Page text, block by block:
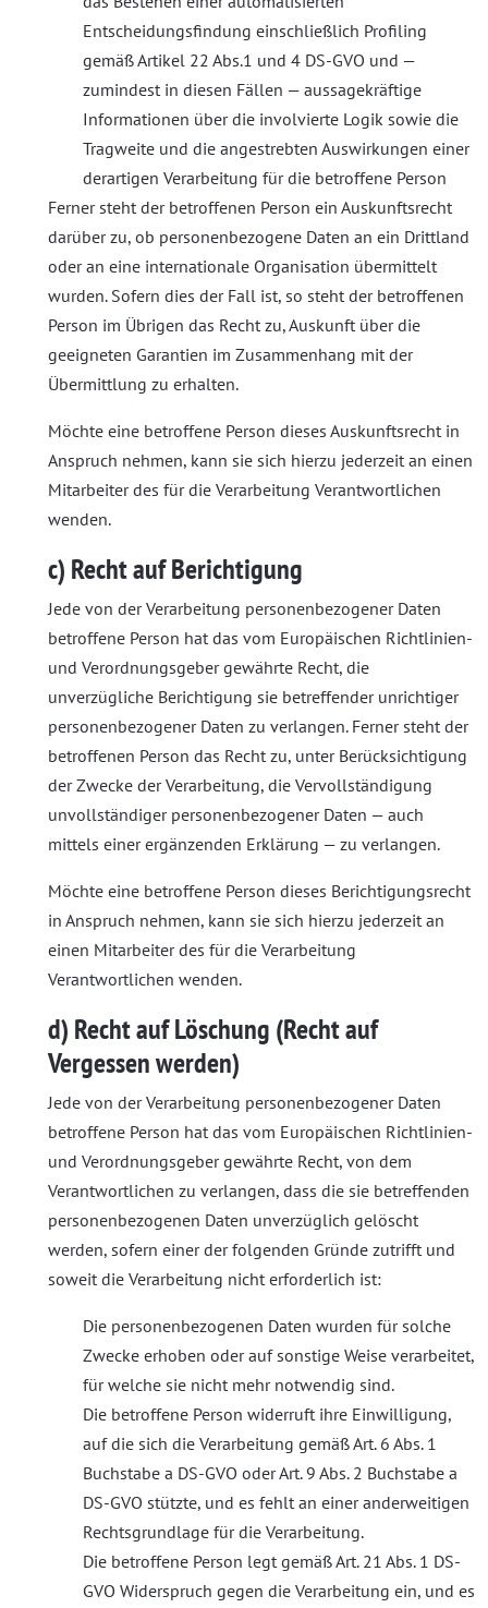
Entscheidungsfindung einschließlich Profiling
gemäß Artikel 22 Abs.1 und 4 DS-GVO und —
zumindest in diesen Fällen — aussagekräftige
Informationen über die involvierte Logik sowie die
Tragweite und die angestrebten Auswirkungen einer
derartigen Verarbeitung für die betroffene Person
Ferner steht der betroffenen Person ein Auskunftsrecht
darüber zu, ob personenbezogene Daten an ein Drittland
oder an eine internationale Organisation übermittelt
wurden. Sofern dies der Fall ist, so steht der betroffenen
Person im Übrigen das Recht zu, Auskunft über die
geeigneten Garantien im Zusammenhang mit der
Übermittlung zu erhalten.
Möchte eine betroffene Person dieses Auskunftsrecht in
Anspruch nehmen, kann sie sich hierzu jederzeit an einen
Mitarbeiter des für die Verarbeitung Verantwortlichen
wenden.
c) Recht auf Berichtigung
Jede von der Verarbeitung personenbezogener Daten
betroffene Person hat das vom Europäischen Richtlinien-
und Verordnungsgeber gewährte Recht, die
unverzügliche Berichtigung sie betreffender unrichtiger
personenbezogener Daten zu verlangen. Ferner steht der
betroffenen Person das Recht zu, unter Berücksichtigung
der Zwecke der Verarbeitung, die Vervollständigung
unvollständiger personenbezogener Daten — auch
mittels einer ergänzenden Erklärung — zu verlangen.
Möchte eine betroffene Person dieses Berichtigungsrecht
in Anspruch nehmen, kann sie sich hierzu jederzeit an
einen Mitarbeiter des für die Verarbeitung
Verantwortlichen wenden.
d) Recht auf Löschung (Recht auf
Vergessen werden)
Jede von der Verarbeitung personenbezogener Daten
betroffene Person hat das vom Europäischen Richtlinien-
und Verordnungsgeber gewährte Recht, von dem
Verantwortlichen zu verlangen, dass die sie betreffenden
personenbezogenen Daten unverzüglich gelöscht
werden, sofern einer der folgenden Gründe zutrifft und
soweit die Verarbeitung nicht erforderlich ist:
Die personenbezogenen Daten wurden für solche
Zwecke erhoben oder auf sonstige Weise verarbeitet,
für welche sie nicht mehr notwendig sind.
Die betroffene Person widerruft ihre Einwilligung,
auf die sich die Verarbeitung gemäß Art. 6 Abs. 1
Buchstabe a DS-GVO oder Art. 9 Abs. 2 Buchstabe a
DS-GVO stützte, und es fehlt an einer anderweitigen
Rechtsgrundlage für die Verarbeitung.
Die betroffene Person legt gemäß Art. 21 Abs. 1 DS-
GVO Widerspruch gegen die Verarbeitung ein, und es